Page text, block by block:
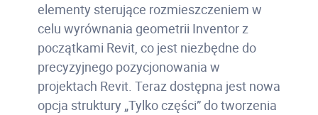
elementy sterujące rozmieszczeniem w
celu wyrównania geometrii Inventor z
początkami Revit, co jest niezbędne do
precyzyjnego pozycjonowania w
projektach Revit. Teraz dostępna jest nowa
opcja struktury „Tylko części” do tworzenia